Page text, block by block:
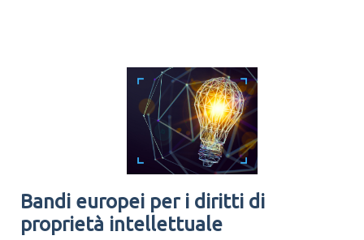
Bandi europei per i diritti di
proprietà intellettuale